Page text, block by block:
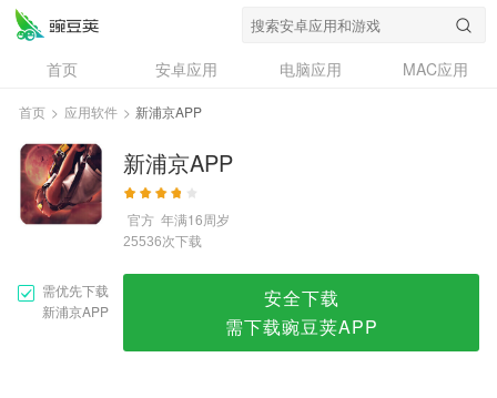
首页 安卓应用 电脑应用
MAC应用
资讯
专题
问答
首页 > 应用软件 > 新浦京APP
新浦京APP
官方 年满16周岁
25536次下载
需优先下载
新浦京APP
安全下载
需下载豌豆荚APP